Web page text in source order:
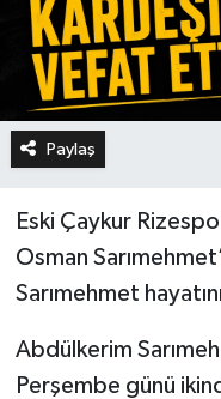
Paylaş
Eski Çaykur
Osman
Sarımehmet
Abdülkerim
Perşembe günü